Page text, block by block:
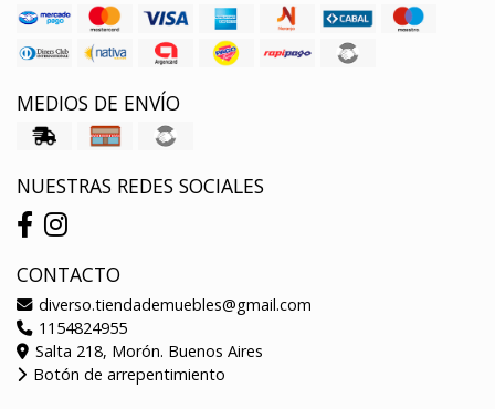
MEDIOS DE ENVÍO
NUESTRAS REDES SOCIALES
CONTACTO
diverso.tiendademuebles@gmail.com
1154824955
Salta 218, Morón. Buenos Aires
Botón de arrepentimiento